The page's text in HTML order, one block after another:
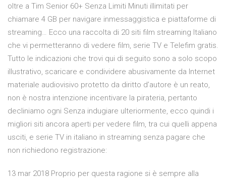
oltre a Tim Senior 60+ Senza Limiti Minuti illimitati per
chiamare 4 GB per navigare inmessaggistica e piattaforme di
streaming… Ecco una raccolta di 20 siti film streaming Italiano
che vi permetteranno di vedere film, serie TV e Telefim gratis.
Tutto le indicazioni che trovi qui di seguito sono a solo scopo
illustrativo, scaricare e condividere abusivamente da Internet
materiale audiovisivo protetto da diritto d’autore è un reato,
non è nostra intenzione incentivare la pirateria, pertanto
decliniamo ogni Senza indugiare ulteriormente, ecco quindi i
migliori siti ancora aperti per vedere film, tra cui quelli appena
usciti, e serie TV in italiano in streaming senza pagare che
non richiedono registrazione:
13 mar 2018 Proprio per questa ragione si è sempre alla